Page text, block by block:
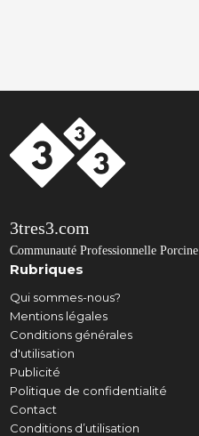
3tres3.com
Communauté Professionnelle Porcine
Rubriques
Qui sommes-nous?
Mentions légales
Conditions générales
d'utilisation
Publicité
Politique de confidentialité
Contact
Conditions d’utilisation